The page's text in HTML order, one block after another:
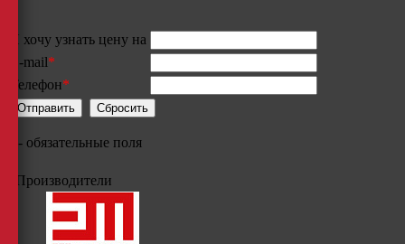
Я хочу узнать цену на
E-mail*
Телефон*
- обязательные поля
Производители